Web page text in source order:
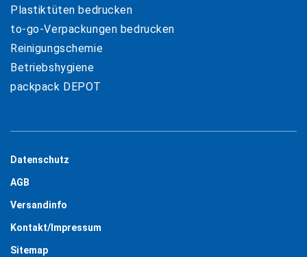
Plastiktüten bedrucken
to-go-Verpackungen bedrucken
Reinigungschemie
Betriebshygiene
packpack DEPOT
Datenschutz
AGB
Versandinfo
Kontakt/Impressum
Sitemap